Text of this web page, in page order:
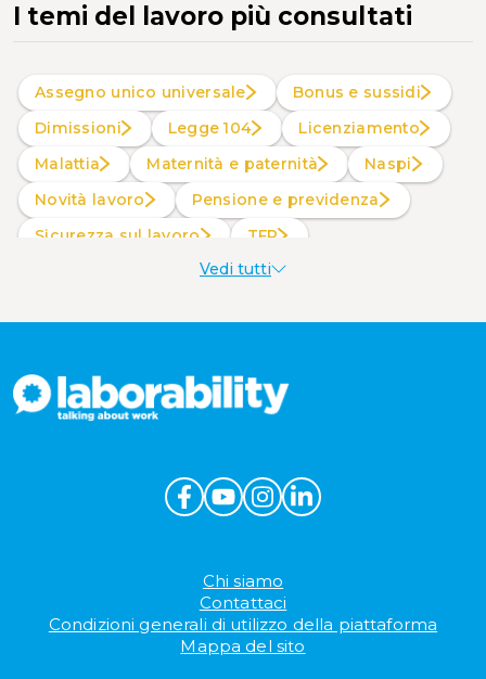
I temi del lavoro più consultati
Assegno unico universale
Bonus e sussidi
Dimissioni
Legge 104
Licenziamento
Malattia
Maternità e paternità
Naspi
Novità lavoro
Pensione e previdenza
Sicurezza sul lavoro
TFR
Vedi tutti
Chi siamo
Contattaci
Condizioni generali di utilizzo della piattaforma
Mappa del sito